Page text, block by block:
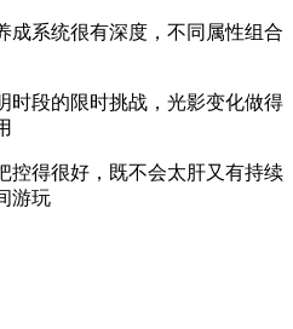
成系统很有深度，不同属性组合
时段的限时挑战，光影变化做得
控得很好，既不会太肝又有持续
游玩